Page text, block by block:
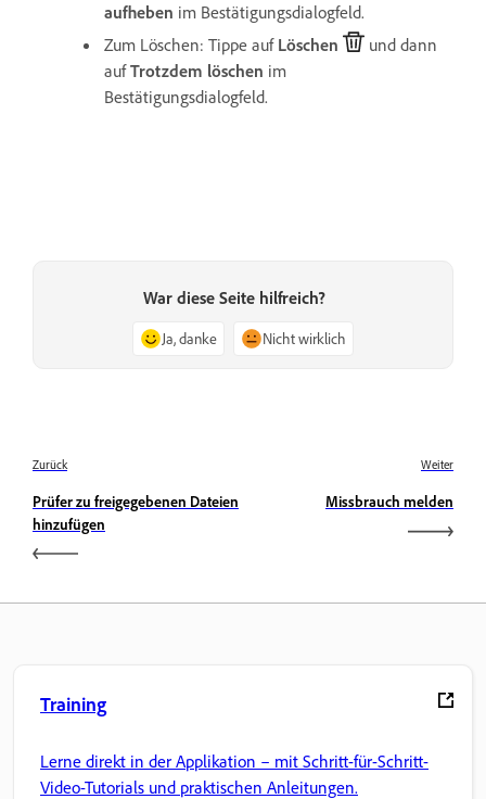
aufheben im Bestätigungsdialogfeld.
Zum Löschen: Tippe aufLöschen
und dann
aufTrotzdem löschen im
Bestätigungsdialogfeld.
War diese Seite hilfreich?
Ja, danke Nicht wirklich
Zurück
Prüfer zu freigegebenen Dateien
hinzufügen
Weiter
Missbrauch melden
Training
Lerne direkt in der Applikation – mit Schritt-für-Schritt-
Video-Tutorials und praktischen Anleitungen.